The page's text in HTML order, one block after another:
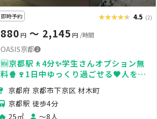
即時予約 ★★★★★
★★★★★ 4.5 (2)
880 円 〜 2,145 円 /時間
OASIS京都❷
🆕京都駅🚶4分✨学生さんオプション無
料🍿🍷1日中ゆっくり過ごせる🖤人をダ
メにする空間💓
京都府 京都市下京区 材木町
京都駅 徒歩4分
25㎡
〜8人